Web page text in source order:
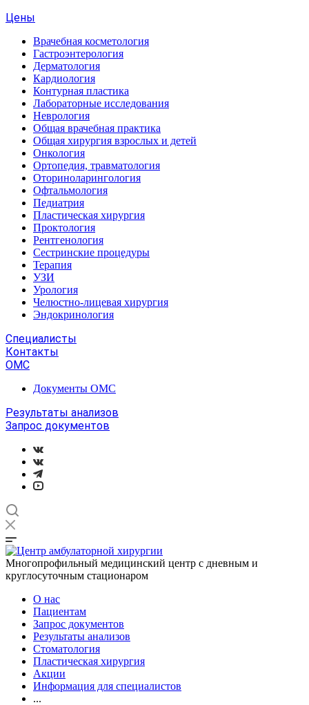
Цены
Врачебная косметология
Гастроэнтерология
Дерматология
Кардиология
Контурная пластика
Лабораторные исследования
Неврология
Общая врачебная практика
Общая хирургия взрослых и детей
Онкология
Ортопедия, травматология
Оториноларингология
Офтальмология
Педиатрия
Пластическая хирургия
Проктология
Рентгенология
Сестринские процедуры
Терапия
УЗИ
Урология
Челюстно-лицевая хирургия
Эндокринология
Специалисты
Контакты
ОМС
Документы ОМС
Результаты анализов
Запрос документов
Многопрофильный медицинский центр с дневным и
круглосуточным стационаром
О нас
Пациентам
Запрос документов
Результаты анализов
Стоматология
Пластическая хирургия
Акции
Информация для специалистов
...